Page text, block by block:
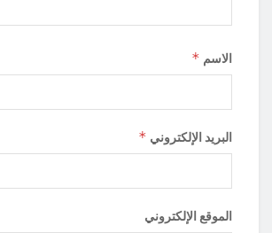
الاسم *
البريد الإلكتروني *
الموقع الإلكتروني